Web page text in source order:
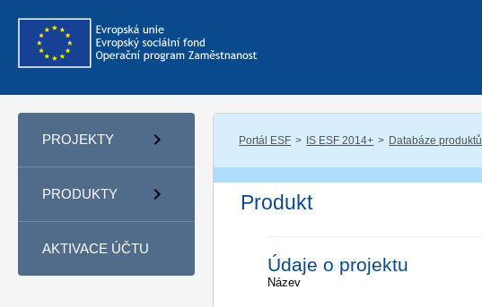
PROJEKTY
PRODUKTY
AKTIVACE ÚČTU
Portál ESF IS ESF 2014+ Databáze produktů
Produkt
Údaje o projektu
Název